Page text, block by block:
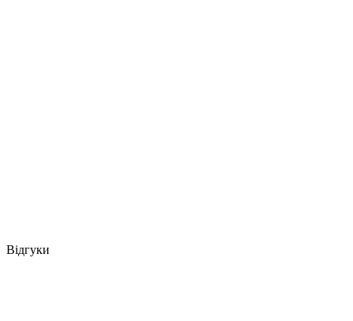
Відгуки